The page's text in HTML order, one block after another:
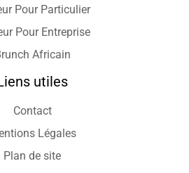
Pour Particulier
Pour Entreprise
Africain
utiles
Contact
Légales
Plan de site